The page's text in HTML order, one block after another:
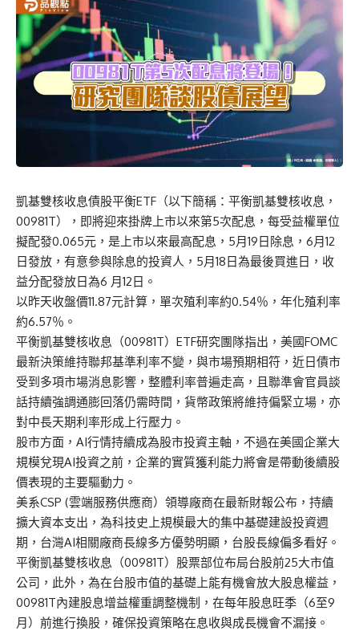
凱基雙核收息債股平衡ETF（以下簡稱：平衡凱基雙核收息，
00981T），即將迎來掛牌上市以來第5次配息，每受益權單位
擬配發0.065元，是上市以來最高配息，5月19日除息，6月12
日發放，有意參與除息的投資人，5月18日為最後買進日，收
益分配發放日為6 月12日。
以昨天收盤價11.87元計算，單次殖利率約0.54％，年化殖利率
約6.57％。
平衡凱基雙核收息（00981T）ETF研究團隊指出，美國FOMC
最新決策維持聯邦基準利率不變，與市場預期相符，近日債市
受到多項市場消息影響，整體利率普遍走高，且聯準會官員談
話持續強調通膨回落仍需時間，貨幣政策將維持偏緊立場，亦
對中長天期利率形成上行壓力。
股市方面，AI行情持續成為股市投資主軸，不過在美國企業大
規模兌現AI投資之前，企業的實質獲利能力將會是帶動後續股
價表現的主要驅動力。
美系CSP (雲端服務供應商）領導廠商在最新財報公布，持續
擴大資本支出，為科技史上規模最大的集中基礎建設投資週
期，台灣AI相關廠商長線多方優勢明顯，台股長線偏多看好。
平衡凱基雙核收息（00981T）股票部位布局台股前25大市值
公司，此外，為在台股市值的基礎上能有機會放大股息權益，
00981T內建股息增益權重調整機制，在每年股息旺季（6至9
月）前進行換股，確保投資策略在息收與成長機會不漏接。